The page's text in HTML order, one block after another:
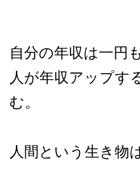
自分の年収は一円
人が年収アップす
む。
人間という生き物